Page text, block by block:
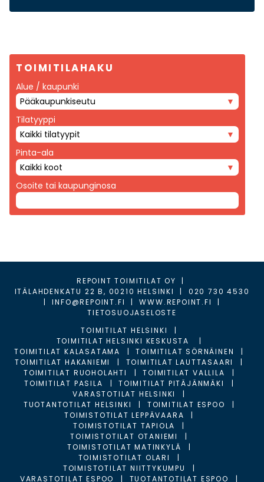
TOIMITILAHAKU
Alue / kaupunki
Pääkaupunkiseutu
Tilatyyppi
Kaikki tilatyypit
Pinta-ala
Kaikki koot
Osoite tai kaupunginosa
REPOINT TOIMITILAT OY
|
ITÄLAHDENKATU 22 B, 00210 HELSINKI
| 020 730 4530
|INFO@REPOINT.FI |WWW.REPOINT.FI
|
TIETOSUOJASELOSTE
TOIMITILAT HELSINKI
TOIMITILAT HELSINKI KESKUSTA
TOIMITILAT KALASATAMA
TOIMITILAT SÖRNÄINEN
TOIMITILAT HAKANIEMI
TOIMITILAT LAUTTASAARI
TOIMITILAT RUOHOLAHTI
TOIMITILAT VALLILA
TOIMITILAT PASILA
TOIMITILAT PITÄJÄNMÄKI
VARASTOTILAT HELSINKI
TUOTANTOTILAT HELSINKI
TOIMITILAT ESPOO
TOIMISTOTILAT LEPPÄVAARA
TOIMISTOTILAT TAPIOLA
TOIMISTOTILAT OTANIEMI
TOIMISTOTILAT MATINKYLÄ
TOIMISTOTILAT OLARI
TOIMISTOTILAT NIITTYKUMPU
VARASTOTILAT ESPOO
TUOTANTOTILAT ESPOO